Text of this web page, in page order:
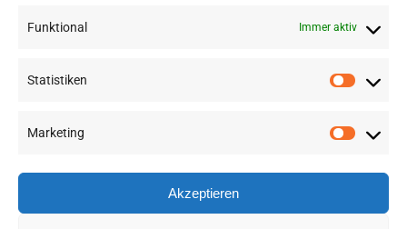
Funktional Immer aktiv
Statistiken
Marketing
Akzeptieren
©2026 RSA FG | Presse|AGB|